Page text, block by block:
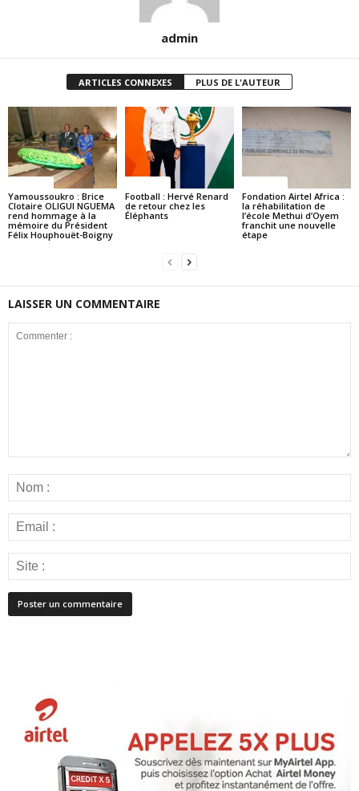
admin
ARTICLES CONNEXES PLUS DE L'AUTEUR
Yamoussoukro : Brice
Clotaire OLIGUI NGUEMA
rend hommage à la
mémoire du Président
Félix Houphouët-Boigny
Football : Hervé Renard
de retour chez les
Éléphants
Fondation Airtel Africa :
la réhabilitation de
l’école Methui d’Oyem
franchit une nouvelle
étape
LAISSER UN COMMENTAIRE